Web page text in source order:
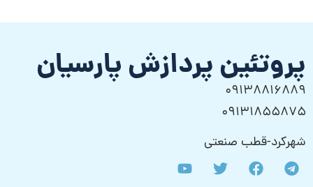
پروتئین پردازش پارسیان
09138816889
09131855875
شهرکرد-قطب صنعتی